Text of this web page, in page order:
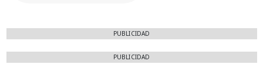
PUBLICIDAD
PUBLICIDAD